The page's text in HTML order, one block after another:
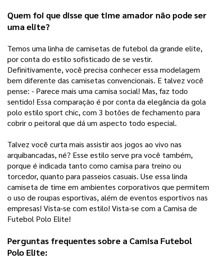
Quem foi que disse que time amador não pode ser
uma elite?
Temos uma linha de camisetas de futebol da grande elite,
por conta do estilo sofisticado de se vestir.
Definitivamente, você precisa conhecer essa modelagem
bem diferente das camisetas convencionais. E talvez você
pense: - Parece mais uma camisa social! Mas, faz todo
sentido! Essa comparação é por conta da elegância da gola
polo estilo sport chic, com 3 botões de fechamento para
cobrir o peitoral que dá um aspecto todo especial.
Talvez você curta mais assistir aos jogos ao vivo nas
arquibancadas, né? Esse estilo serve pra você também,
porque é indicada tanto como camisa para treino ou
torcedor, quanto para passeios casuais. Use essa linda
camiseta de time em ambientes corporativos que permitem
o uso de roupas esportivas, além de eventos esportivos nas
empresas! Vista-se com estilo! Vista-se com a Camisa de
Futebol Polo Elite!
Perguntas frequentes sobre a Camisa Futebol
Polo Elite: